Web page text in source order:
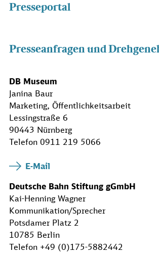
Presseportal
Presseanfragen und
DB Museum
Janina Baur
Marketing, Öffentlichkeitsarbeit
Lessingstraße 6
90443 Nürnberg
Telefon 0911 219 5066
E-Mail
Deutsche Bahn Stiftung gGmbH
Kai-Henning Wagner
Kommunikation/Sprecher
Potsdamer Platz 2
10785 Berlin
Telefon +49 (0)175-5882442